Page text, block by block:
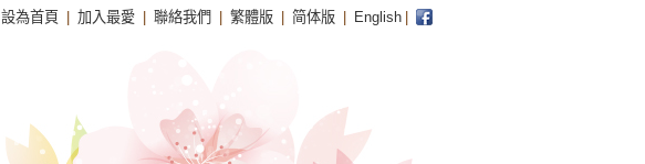
設為首頁 加入最愛 聯絡我們 繁體版 简体版 English